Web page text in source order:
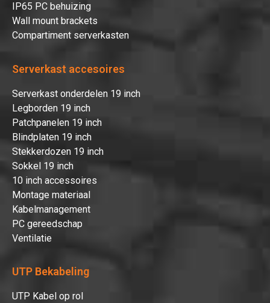
IP65 PC behuizing
Wall mount brackets
Compartiment serverkasten
Serverkast accesoires
Serverkast onderdelen 19 inch
Legborden 19 inch
Patchpanelen 19 inch
Blindplaten 19 inch
Stekkerdozen 19 inch
Sokkel 19 inch
10 inch accessoires
Montage materiaal
Kabelmanagement
PC gereedschap
Ventilatie
UTP Bekabeling
UTP Kabel op rol